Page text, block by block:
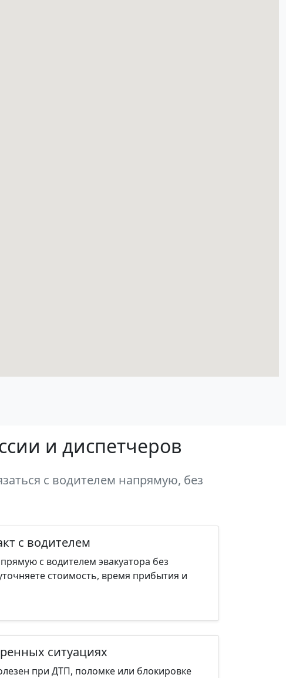
и диспетчеров
с водителем напрямую, без
с водителем
с водителем эвакуатора без
стоимость, время прибытия и
ситуациях
при ДТП, поломке или блокировке